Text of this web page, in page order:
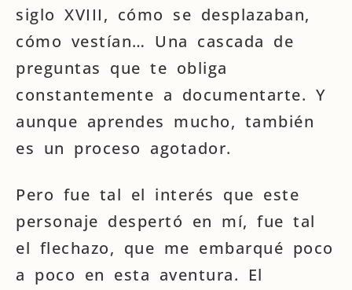
siglo XVIII, cómo se desplazaban,
cómo vestían… Una cascada de
preguntas que te obliga
constantemente a documentarte. Y
aunque aprendes mucho, también
es un proceso agotador.
Pero fue tal el interés que este
personaje despertó en mí, fue tal
el flechazo, que me embarqué poco
a poco en esta aventura. El